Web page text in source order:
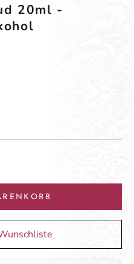
20ml -